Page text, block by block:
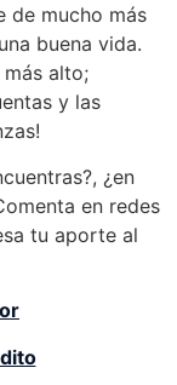
de mucho más
buena vida.
alto;
y las
¿en
en redes
tu aporte al